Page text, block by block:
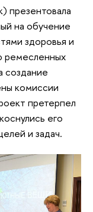
презентовала
на обучение
здоровья и
ремесленных
создание
комиссии
претерпел
его
и задач.